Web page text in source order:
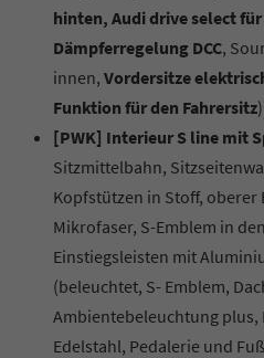
hinten, Audi drive select
Dämpferregelung DCC,
innen, Vordersitze
Funktion für den Fahrersitz)
[PWK] Interieur S line mit
Sitzmittelbahn,
Kopfstützen in Stoff, oberer
Mikrofaser, S-Emblem in
Einstiegsleisten mit
(beleuchtet, S- Emblem,
Ambientebeleuchtung plus,
Edelstahl, Pedalerie und